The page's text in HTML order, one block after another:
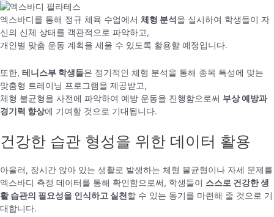
엑스바디를 통해 정규 체육 수업에서 체형 분석을 실시하여 학생들이 자
신의 신체 상태를 객관적으로 파악하고,
개인별 맞춤 운동 계획을 세울 수 있도록 활용할 예정입니다.
또한, 테니스부 학생들은 정기적인 체형 분석을 통해 종목 특성에 맞는
맞춤형 트레이닝 프로그램을 제공받고,
체형 불균형을 사전에 파악하여 예방 운동을 진행함으로써 부상 예방과
경기력 향상에 기여할 것으로 기대됩니다.
건강한 습관 형성을 위한 데이터 활용
아울러, 장시간 앉아 있는 생활로 발생하는 체형 불균형이나 자세 문제를
엑스바디 측정 데이터를 통해 확인함으로써, 학생들이 스스로 건강한 생
활 습관의 필요성을 인식하고 실천할 수 있는 동기를 마련해 줄 것으로 기
대합니다.